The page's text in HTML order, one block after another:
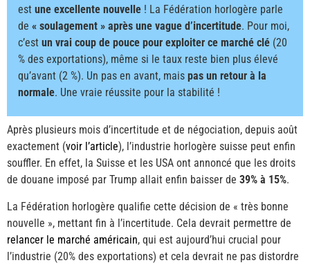
est une excellente nouvelle ! La Fédération horlogère parle
de « soulagement » après une vague d’incertitude. Pour moi,
c’est un vrai coup de pouce pour exploiter ce marché clé (20
% des exportations), même si le taux reste bien plus élevé
qu’avant (2 %). Un pas en avant, mais pas un retour à la
normale. Une vraie réussite pour la stabilité !
Après plusieurs mois d’incertitude et de négociation, depuis août
exactement (voir l’article), l’industrie horlogère suisse peut enfin
souffler. En effet, la Suisse et les USA ont annoncé que les droits
de douane imposé par Trump allait enfin baisser de 39% à 15%.
La Fédération horlogère qualifie cette décision de « très bonne
nouvelle », mettant fin à l’incertitude. Cela devrait permettre de
relancer le marché américain, qui est aujourd’hui crucial pour
l’industrie (20% des exportations) et cela devrait ne pas distordre